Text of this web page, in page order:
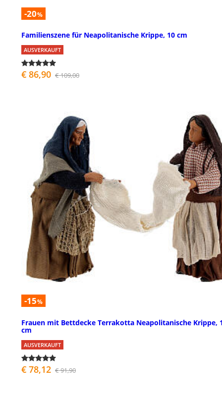
-20%
Familienszene für Neapolitanische Krippe, 10 cm
AUSVERKAUFT
€ 86,90 € 109,00
-15%
Frauen mit Bettdecke Terrakotta Neapolitanische Krippe,
cm
AUSVERKAUFT
€ 78,12 € 91,90